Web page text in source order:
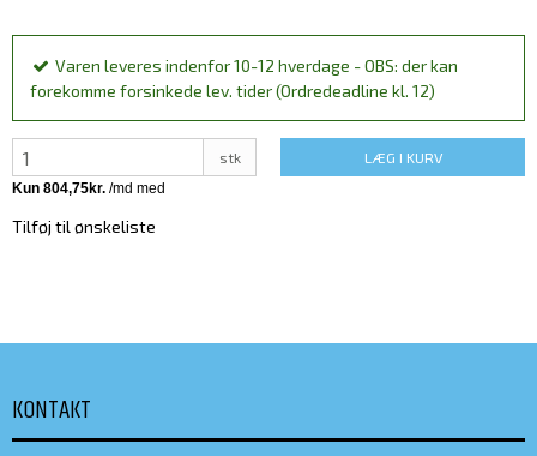
Varen leveres indenfor 10-12 hverdage - OBS: der kan
forekomme forsinkede lev. tider (Ordredeadline kl. 12)
stk LÆG I KURV
Tilføj til ønskeliste
KONTAKT